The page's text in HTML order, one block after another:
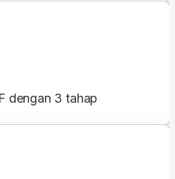
dengan 3 tahap